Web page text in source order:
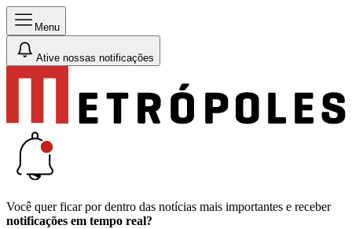
Menu
Ative nossas notificações
Você quer ficar por dentro das notícias mais importantes e receber
notificações em tempo real?